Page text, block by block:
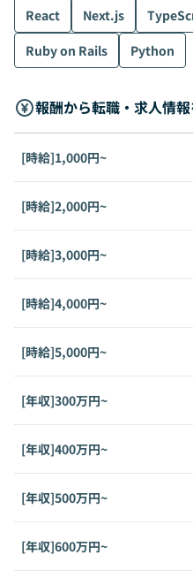
React Next.js
Ruby on Rails
Python
報酬から転職・求人情
[時給]1,000円~
[時給]2,000円~
[時給]3,000円~
[時給]4,000円~
[時給]5,000円~
[年収]300万円~
[年収]400万円~
[年収]500万円~
[年収]600万円~